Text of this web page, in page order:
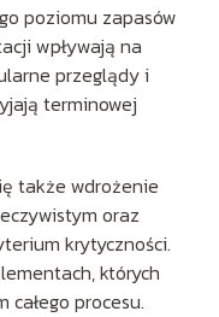
poziomu zapasów
wpływają na
przeglądy i
terminowej
także wdrożenie
oraz
krytyczności.
których
procesu.